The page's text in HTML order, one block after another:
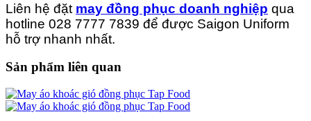
Liên hệ đặt may đồng phục doanh nghiệp qua
hotline 028 7777 7839 để được Saigon Uniform
hỗ trợ nhanh nhất.
Sản phẩm liên quan